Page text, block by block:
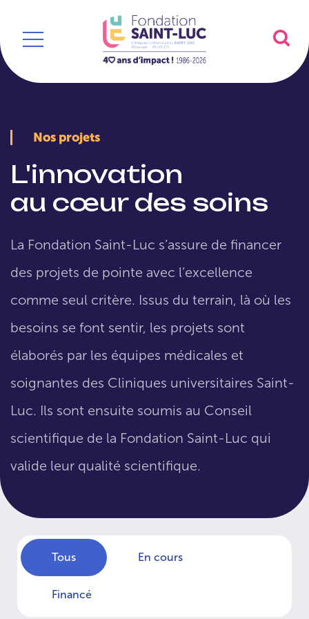
Nos projets
L'innovation
au cœur des soins
La Fondation Saint-Luc s’assure de financer
des projets de pointe avec l’excellence
comme seul critère. Issus du terrain, là où les
besoins se font sentir, les projets sont
élaborés par les équipes médicales et
soignantes des Cliniques universitaires Saint-
Luc. Ils sont ensuite soumis au Conseil
scientifique de la Fondation Saint-Luc qui
valide leur qualité scientifique.
Tous En cours
Financé